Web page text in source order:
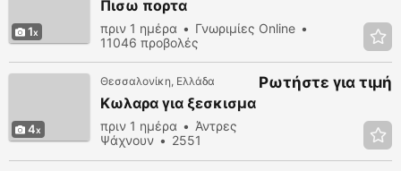
1
Πισω πορτα
πριν 1 ημέρα
Γνωριμίες Online
11046 προβολές
4
Θεσσαλονίκη, Ελλάδα
Κωλαρα για ξεσκισμα
πριν 1 ημέρα
Άντρες
Ψάχνουν
2551
Ρωτήστε για τιμή